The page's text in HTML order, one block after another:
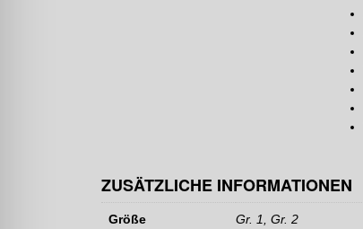
ZUSÄTZLICHE INFORMATIONEN
Größe Gr. 1, Gr. 2